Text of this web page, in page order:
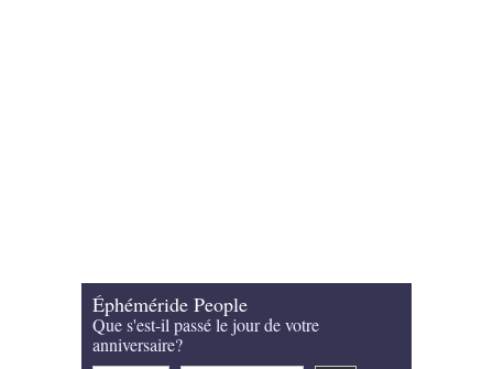
Éphéméride People
Que s'est-il passé le jour de votre
anniversaire?